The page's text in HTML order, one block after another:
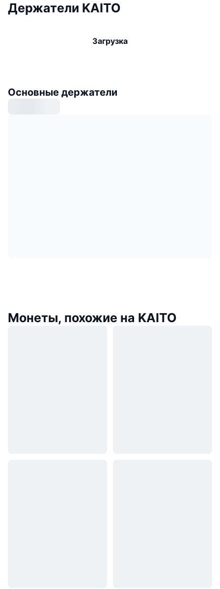
Держатели KAITO
Загрузка
Основные держатели
Монеты, похожие на KAITO